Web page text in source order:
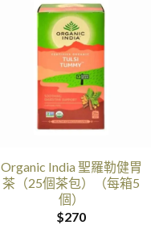
Organic India 聖羅勒健胃
茶（25個茶包）（每箱5
個）
$270